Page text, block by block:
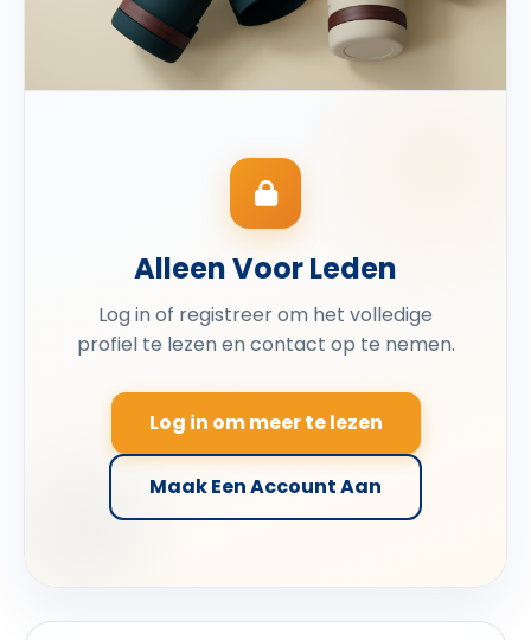
Alleen Voor Leden
Log in of registreer om het volledige
profiel te lezen en contact op te nemen.
Log in om meer te lezen
Maak Een Account Aan